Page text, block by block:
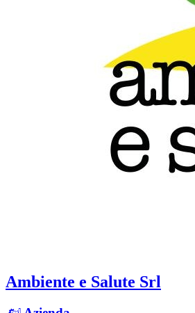
Ambiente e Salute Srl